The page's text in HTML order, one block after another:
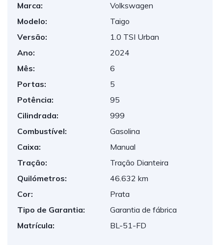
Marca:
Volkswagen
Modelo:
Taigo
Versão:
1.0 TSI Urban
Ano:
2024
Mês:
6
Portas:
5
Potência:
95
Cilindrada:
999
Combustível:
Gasolina
Caixa:
Manual
Tração:
Tração Dianteira
Quilómetros:
46.632 km
Cor:
Prata
Tipo de Garantia:
Garantia de fábrica
Matrícula:
BL-51-FD